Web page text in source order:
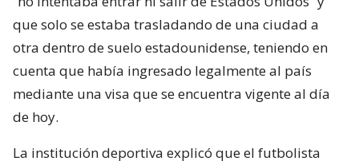
que solo se estaba trasladando de una ciudad a
otra dentro de suelo estadounidense, teniendo en
cuenta que había ingresado legalmente al país
mediante una visa que se encuentra vigente al día
de hoy.
La institución deportiva explicó que el futbolista